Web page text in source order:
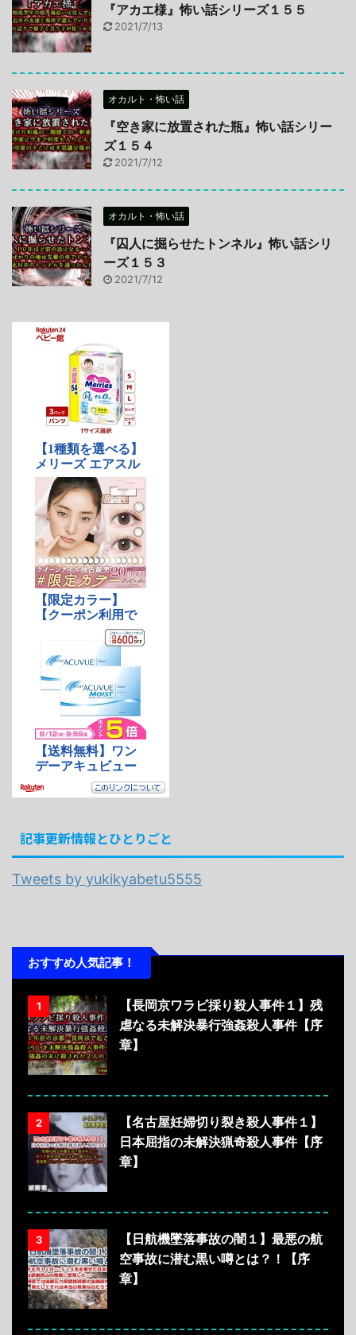
『アカエ様』怖い話シリーズ１５５
2021/7/13
オカルト・怖い話
『空き家に放置された瓶』怖い話シリー
ズ１５４
2021/7/12
オカルト・怖い話
『囚人に掘らせたトンネル』怖い話シリ
ーズ１５３
2021/7/12
記事更新情報とひとりごと
Tweets by yukikyabetu5555
おすすめ人気記事！
1
【長岡京ワラビ採り殺人事件１】残
虐なる未解決暴行強姦殺人事件【序
章】
2
【名古屋妊婦切り裂き殺人事件１】
日本屈指の未解決猟奇殺人事件【序
章】
3
【日航機墜落事故の闇１】最悪の航
空事故に潜む黒い噂とは？！【序
章】